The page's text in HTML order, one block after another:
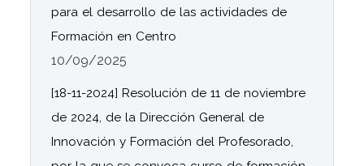
para el desarrollo de las actividades de
Formación en Centro
10/09/2025
[18-11-2024] Resolución de 11 de noviembre
de 2024, de la Dirección General de
Innovación y Formación del Profesorado,